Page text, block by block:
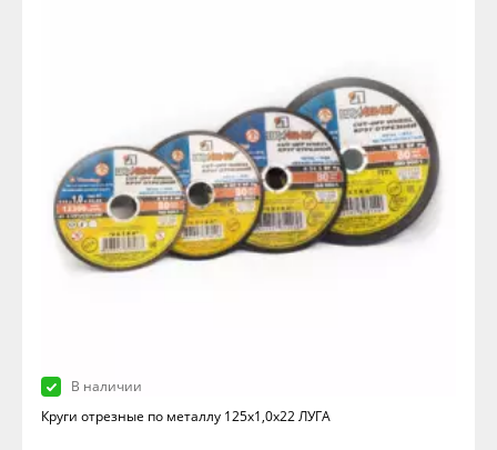
В наличии
Круги отрезные по металлу 125х1,0х22 ЛУГА